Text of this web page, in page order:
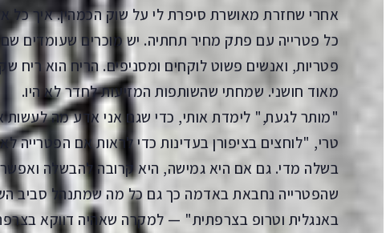
אחרי שחזרת מאושרת סיפרת לי על שוק הכמהין. איך כל
כל פטרייה עם פתק מחיר תחתיה. יש מוכרים שעומדים
פטריות, ואנשים פשוט לוקחים ומסניפים. הריח הוא ריח
מאוד חושני. שמחתי שהשותפות המזיעות לחדר לא היו.
"מותר לגעת," לימדת אותי, כדי שגם אני אדע מה לעשות
טרי, "לוחצים בציפורן בעדינות כדי לראות אם הפטרייה
בשלה מדי. גם אם היא גמישה, היא קרובה להבשלה
שהפטרייה נחבאת באדמה כך גם כל מה שמתנהל סביב
באנגלית וטרופ בצרפתית" — למקרה שאהיה דווקא